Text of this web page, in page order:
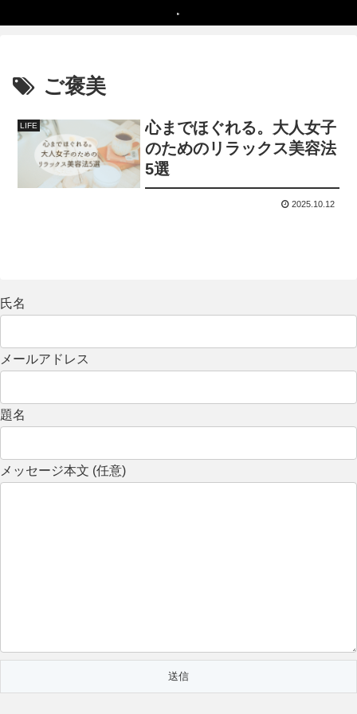
ご褒美
LIFE
心までほぐれる。大人女子
のためのリラックス美容法
5選
2025.10.12
氏名
メールアドレス
題名
メッセージ本文 (任意)